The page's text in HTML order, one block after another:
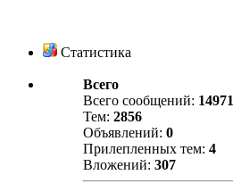
Статистика
Всего
Всего сообщений: 14971
Тем: 2856
Объявлений: 0
Прилепленных тем: 4
Вложений: 307